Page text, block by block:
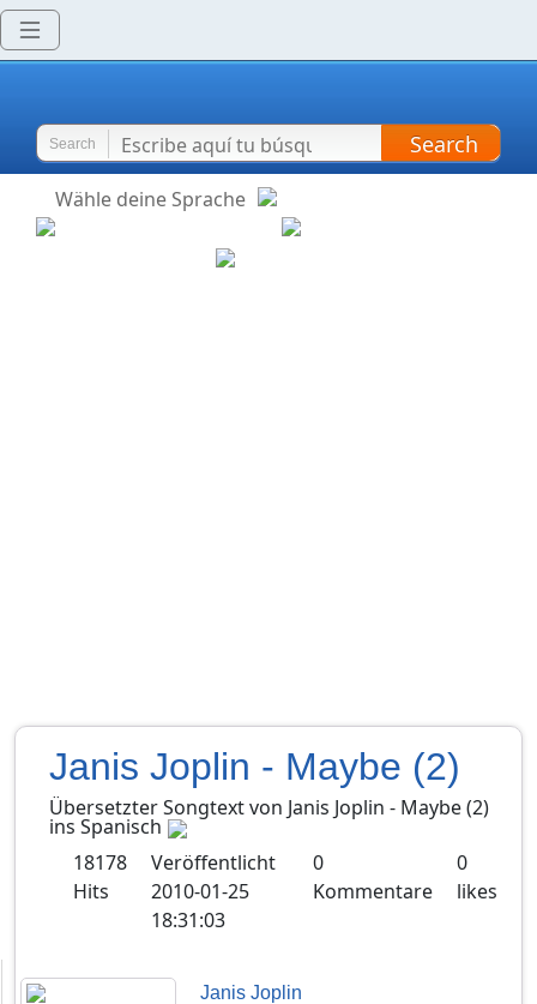
Search Search
Wähle deine Sprache
Janis Joplin - Maybe (2)
Übersetzter Songtext von Janis Joplin - Maybe (2)
ins Spanisch
18178
Hits
Veröffentlicht
2010-01-25
18:31:03
0
Kommentare
0
likes
Janis Joplin